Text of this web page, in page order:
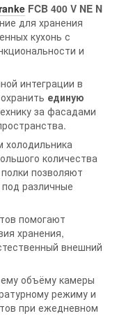
FCB 400 V NE N
для хранения
кухонь с
и
интеграции в
единую
за фасадами
холодильника
количества
позволяют
различные
помогают
хранения,
внешний
объёму камеры
режиму и
при ежедневном